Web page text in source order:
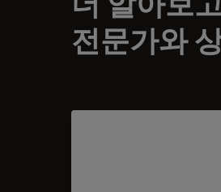
전문가와